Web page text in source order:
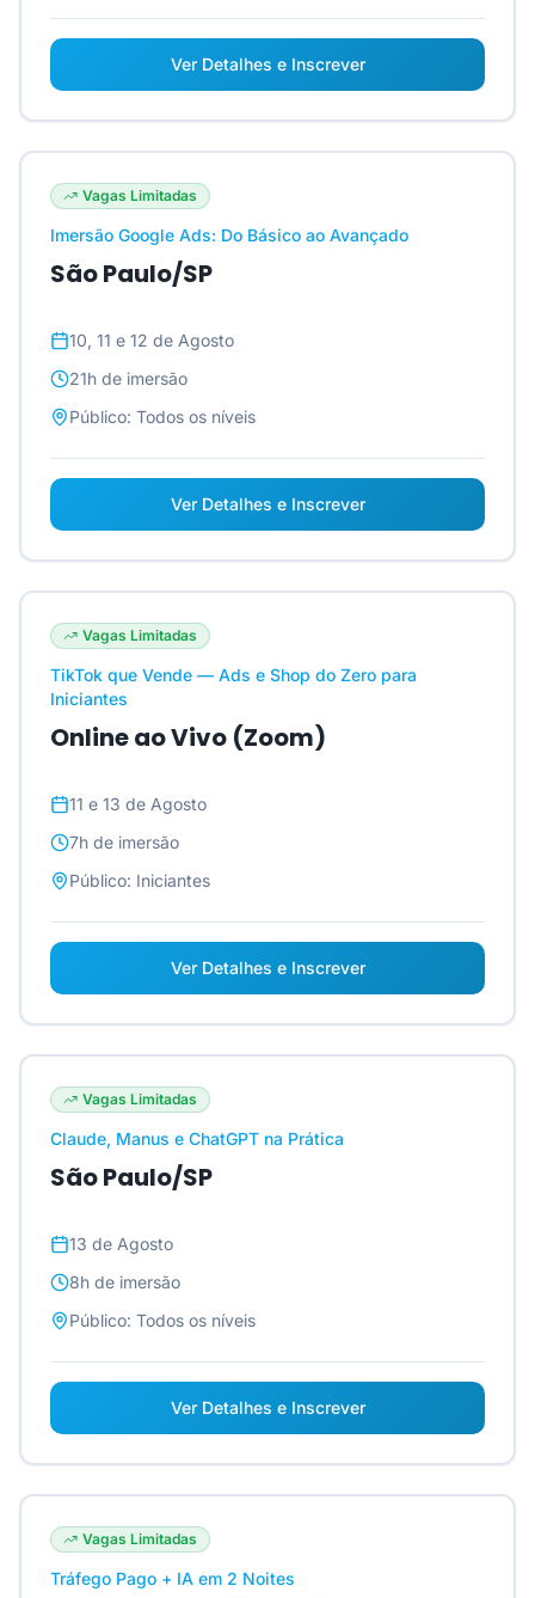
Ver Detalhes e Inscrever
Vagas Limitadas
Imersão Google Ads: Do Básico ao Avançado
São Paulo/SP
10, 11 e 12 de Agosto
21h de imersão
Público: Todos os níveis
Ver Detalhes e Inscrever
Vagas Limitadas
TikTok que Vende — Ads e Shop do Zero para
Iniciantes
Online ao Vivo (Zoom)
11 e 13 de Agosto
7h de imersão
Público: Iniciantes
Ver Detalhes e Inscrever
Vagas Limitadas
Claude, Manus e ChatGPT na Prática
São Paulo/SP
13 de Agosto
8h de imersão
Público: Todos os níveis
Ver Detalhes e Inscrever
Vagas Limitadas
Tráfego Pago + IA em 2 Noites